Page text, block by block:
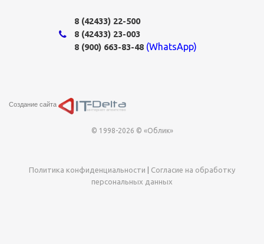
8 (42433) 22-500
8 (42433) 23-003
8 (900) 663-83-48 (WhatsApp)
Создание сайта
© 1998-2026 © «Облик»
Политика конфиденциальности
Согласие на обработку
персональных данных